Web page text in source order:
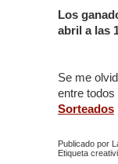
Los
abril a las
Se me
entre
Sorteados
Publicado por
Etiqueta